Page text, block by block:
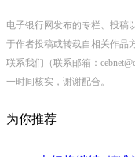
电子银行网发布的专栏、投稿
于作者投稿或转载自相关作品
联系我们（联系邮箱：
一时间核实，谢谢配合。
为你推荐